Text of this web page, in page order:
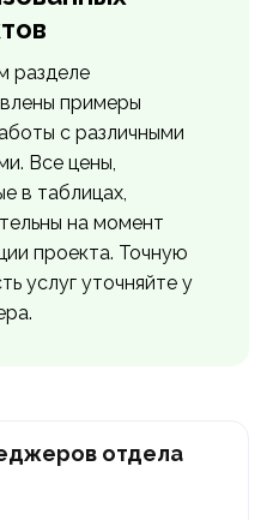
>
разделе
примеры
с различными
Все цены,
в таблицах,
на момент
проекта. Точную
услуг уточняйте у
отдела